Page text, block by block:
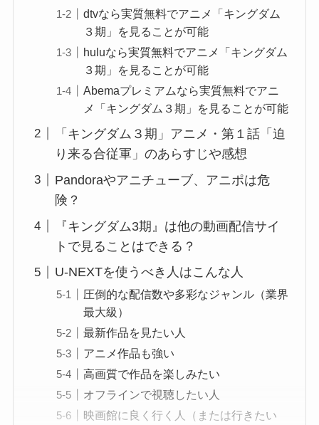
dtvなら実質無料でアニメ「キングダム
３期」を見ることが可能
huluなら実質無料でアニメ「キングダム
３期」を見ることが可能
Abemaプレミアムなら実質無料でアニ
メ「キングダム３期」を見ることが可能
「キングダム３期」アニメ・第１話「迫
り来る合従軍」のあらすじや感想
Pandoraやアニチューブ、アニポは危
険？
『キングダム3期』は他の動画配信サイ
トで見ることはできる？
U-NEXTを使うべき人はこんな人
圧倒的な配信数や多彩なジャンル（業界
最大級）
最新作品を見たい人
アニメ作品も強い
高画質で作品を楽しみたい
オフラインで視聴したい人
映画館に良く行く人（または行きたい